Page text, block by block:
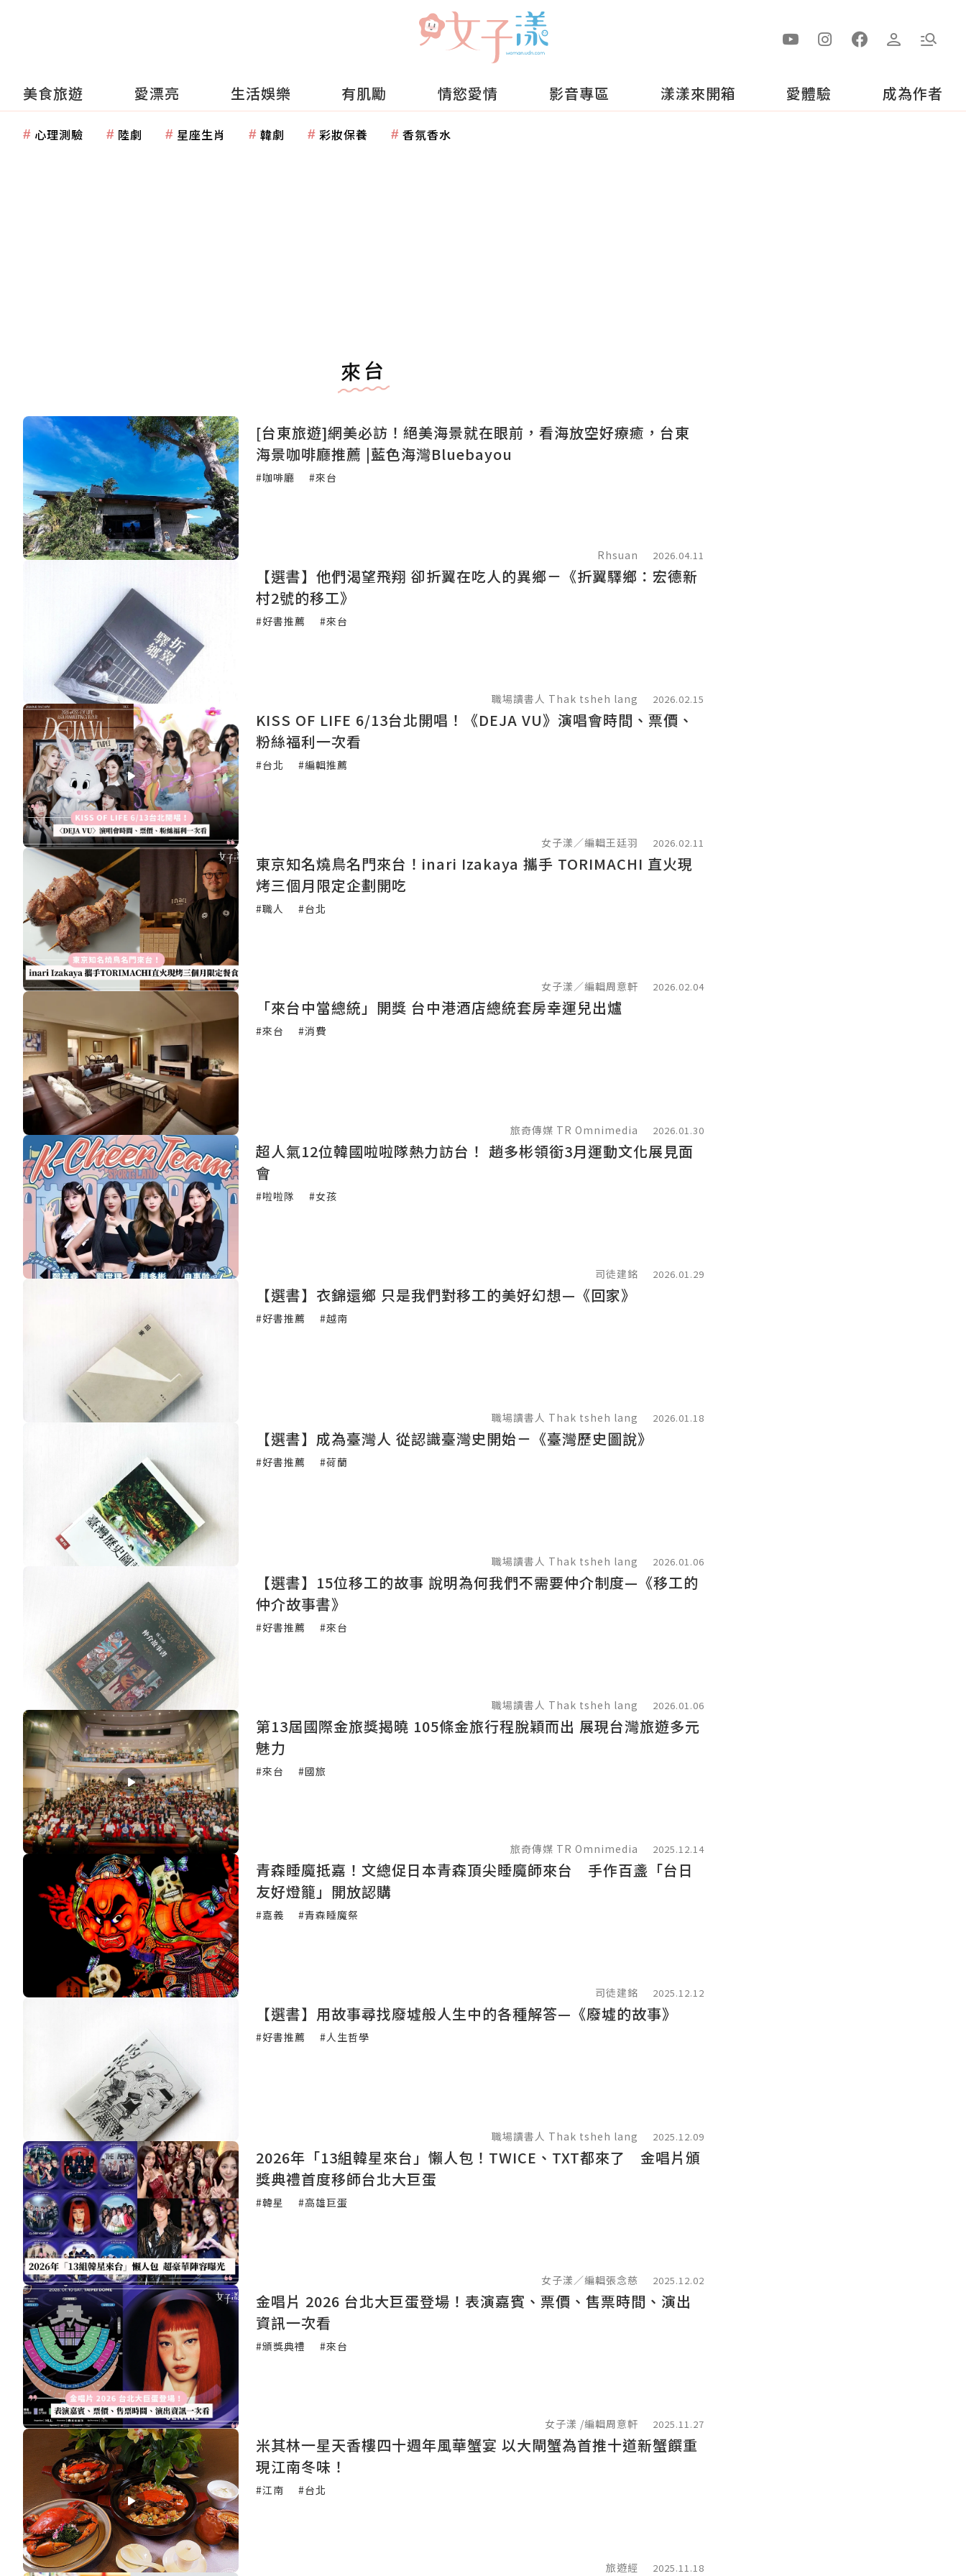
美食旅遊 愛漂亮 生活娛樂 有肌勵 情慾愛情 影音專區 漾漾來開箱 愛體驗 成為作者
心理測驗 陸劇 星座生肖 韓劇 彩妝保養 香氛香水
來台
[台東旅遊]網美必訪！絕美海景就在眼前，看海放空好療癒，台東
海景咖啡廳推薦 |藍色海灣Bluebayou
#咖啡廳 #來台
Rhsuan 2026.04.11
【選書】他們渴望飛翔 卻折翼在吃人的異鄉－《折翼驛鄉：宏德新
村2號的移工》
#好書推薦 #來台
職場讀書人 Thak tsheh lang 2026.02.15
KISS OF LIFE 6/13台北開唱！《DEJA VU》演唱會時間、票價、
粉絲福利一次看
#台北 #編輯推薦
女子漾／編輯王廷羽 2026.02.11
東京知名燒鳥名門來台！inari Izakaya 攜手 TORIMACHI 直火現
烤三個月限定企劃開吃
#職人 #台北
女子漾／編輯周意軒 2026.02.04
「來台中當總統」開獎 台中港酒店總統套房幸運兒出爐
#來台 #消費
旅奇傳媒 TR Omnimedia 2026.01.30
超人氣12位韓國啦啦隊熱力訪台！ 趙多彬領銜3月運動文化展見面
會
#啦啦隊 #女孩
司徒建銘 2026.01.29
【選書】衣錦還鄉 只是我們對移工的美好幻想—《回家》
#好書推薦 #越南
職場讀書人 Thak tsheh lang 2026.01.18
【選書】成為臺灣人 從認識臺灣史開始－《臺灣歷史圖說》
#好書推薦 #荷蘭
職場讀書人 Thak tsheh lang 2026.01.06
【選書】15位移工的故事 說明為何我們不需要仲介制度—《移工的
仲介故事書》
#好書推薦 #來台
職場讀書人 Thak tsheh lang 2026.01.06
第13屆國際金旅獎揭曉 105條金旅行程脫穎而出 展現台灣旅遊多元
魅力
#來台 #國旅
旅奇傳媒 TR Omnimedia 2025.12.14
青森睡魔抵嘉！文總促日本青森頂尖睡魔師來台 手作百盞「台日
友好燈籠」開放認購
#嘉義 #青森睡魔祭
司徒建銘 2025.12.12
【選書】用故事尋找廢墟般人生中的各種解答—《廢墟的故事》
#好書推薦 #人生哲學
職場讀書人 Thak tsheh lang 2025.12.09
2026年「13組韓星來台」懶人包！TWICE、TXT都來了 金唱片頒
獎典禮首度移師台北大巨蛋
#韓星 #高雄巨蛋
女子漾／編輯張念慈 2025.12.02
金唱片 2026 台北大巨蛋登場！表演嘉賓、票價、售票時間、演出
資訊一次看
#頒獎典禮 #來台
女子漾 /編輯周意軒 2025.11.27
米其林一星天香樓四十週年風華蟹宴 以大閘蟹為首推十道新蟹饌重
現江南冬味！
#江南 #台北
旅遊經 2025.11.18